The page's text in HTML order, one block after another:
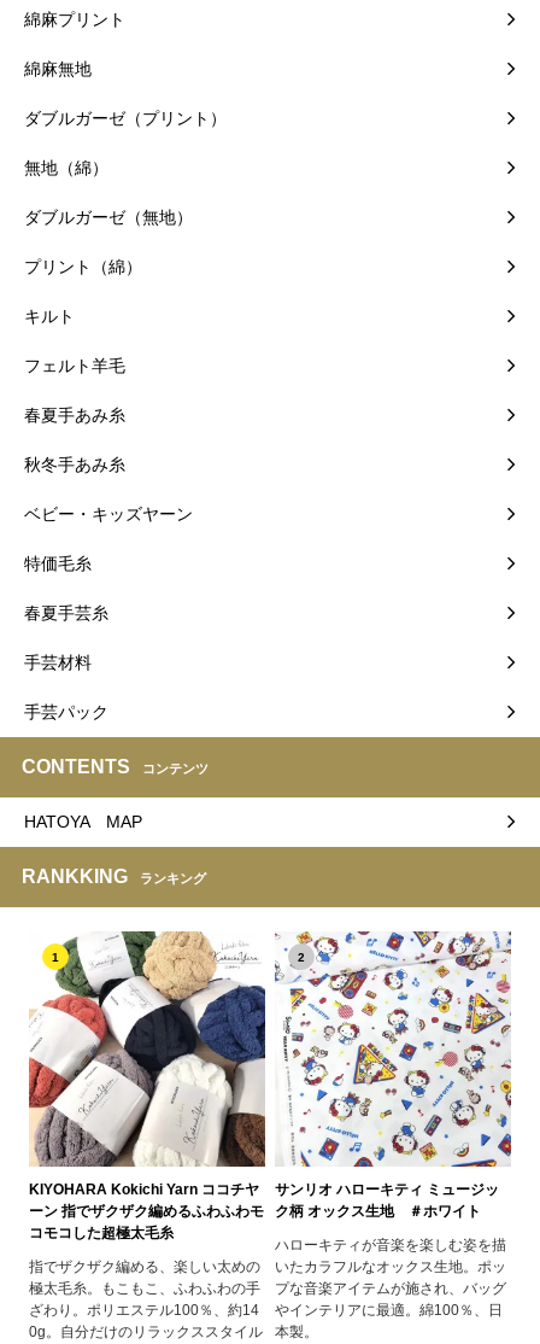
綿麻プリント
綿麻無地
ダブルガーゼ（プリント）
無地（綿）
ダブルガーゼ（無地）
プリント（綿）
キルト
フェルト羊毛
春夏手あみ糸
秋冬手あみ糸
ベビー・キッズヤーン
特価毛糸
春夏手芸糸
手芸材料
手芸パック
CONTENTS コンテンツ
HATOYA MAP
RANKKING ランキング
1
KIYOHARA Kokichi Yarn ココチヤ
ーン 指でザクザク編めるふわふわモ
コモコした超極太毛糸
指でザクザク編める、楽しい太めの
極太毛糸。もこもこ、ふわふわの手
ざわり。ポリエステル100％、約14
0g。自分だけのリラックススタイル
2
サンリオ ハローキティ ミュージッ
ク柄 オックス生地 ＃ホワイト
ハローキティが音楽を楽しむ姿を描
いたカラフルなオックス生地。ポッ
プな音楽アイテムが施され、バッグ
やインテリアに最適。綿100％、日
本製。